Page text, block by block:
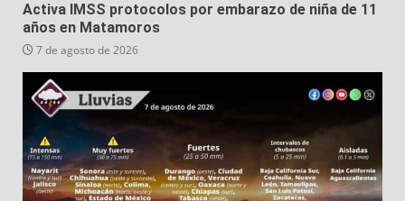
Activa IMSS protocolos por embarazo de niña de 11
años en Matamoros
7 de agosto de 2026